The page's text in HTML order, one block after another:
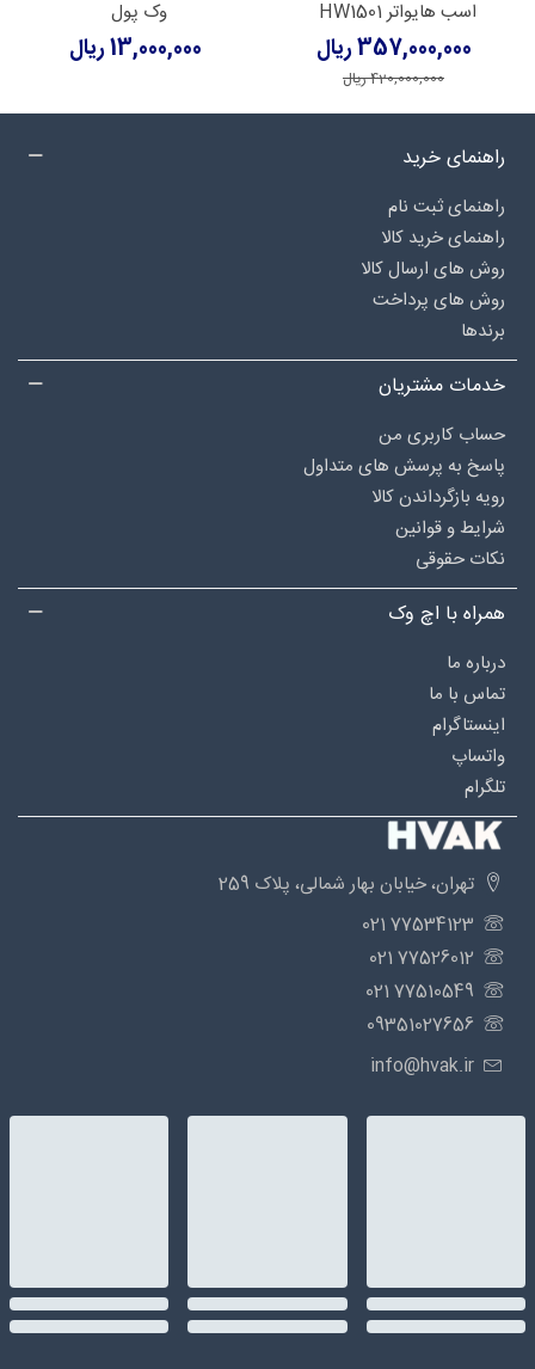
اسب هایواتر HW1501
357,000,000 ریال
420,000,000 ریال
وک پول
13,000,000 ریال
راهنمای خرید
راهنمای ثبت نام
راهنمای خرید کالا
روش های ارسال کالا
روش های پرداخت
برندها
خدمات مشتریان
حساب کاربری من
پاسخ به پرسش های متداول
رویه بازگرداندن کالا
شرایط و قوانین
نکات حقوقی
همراه با اچ وک
درباره‌ ما
تماس با ما
اینستاگرام
واتساپ
تلگرام
تهران، خیابان بهار شمالی، پلاک 259
77534123 021
77526012 021
77510549 021
09351027656
info@hvak.ir